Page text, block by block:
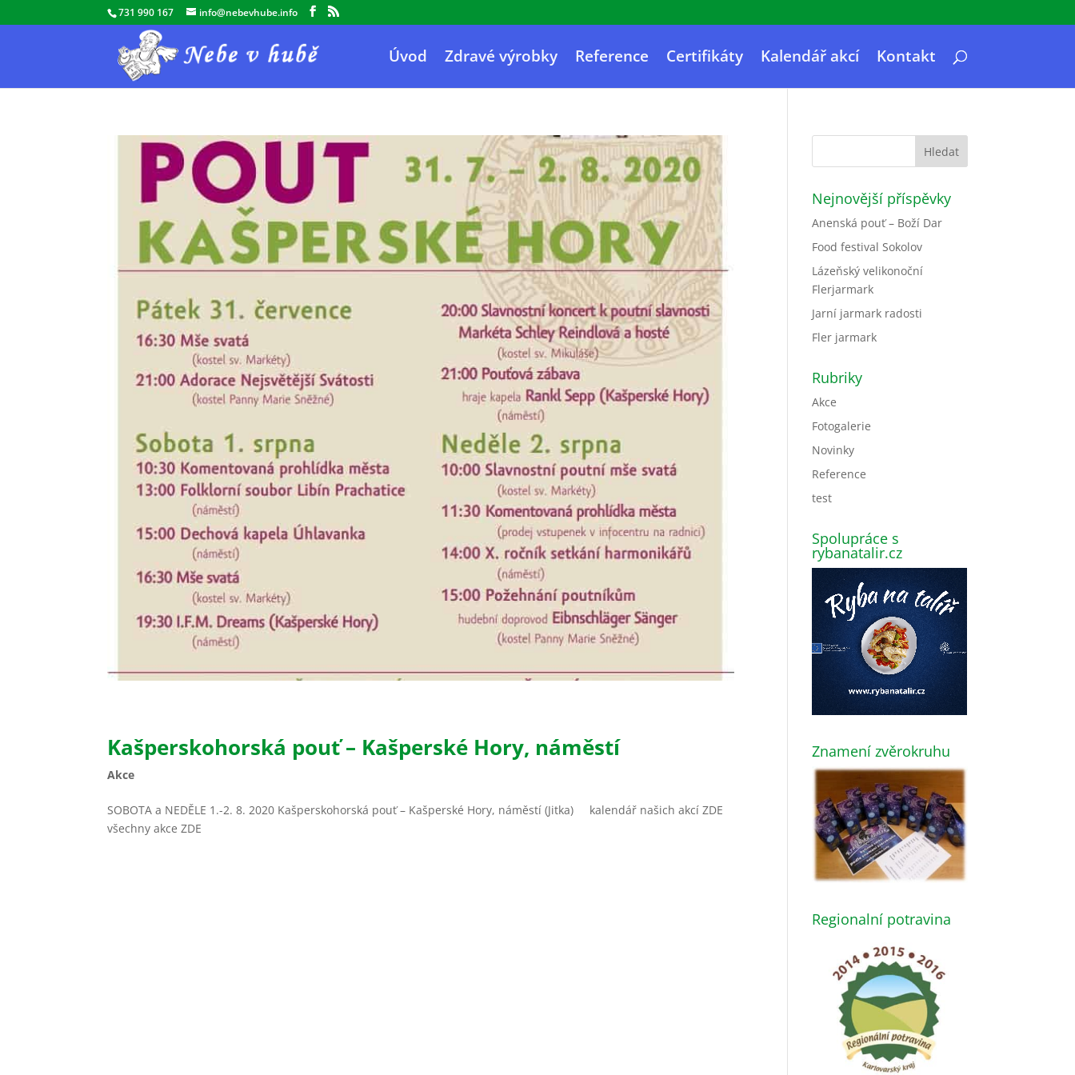
731 990 167 info@nebevhube.info
Úvod Zdravé výrobky Reference Certifikáty Kalendář akcí Kontakt
Kašperskohorská pouť – Kašperské Hory, náměstí
Akce
SOBOTA a NEDĚLE 1.-2. 8. 2020 Kašperskohorská pouť – Kašperské Hory, náměstí (Jitka) kalendář našich akcí ZDE
všechny akce ZDE
Nejnovější příspěvky
Anenská pouť – Boží Dar
Food festival Sokolov
Lázeňský velikonoční
Flerjarmark
Jarní jarmark radosti
Fler jarmark
Rubriky
Akce
Fotogalerie
Novinky
Reference
test
Spolupráce s
rybanatalir.cz
Znamení zvěrokruhu
Regionalní potravina